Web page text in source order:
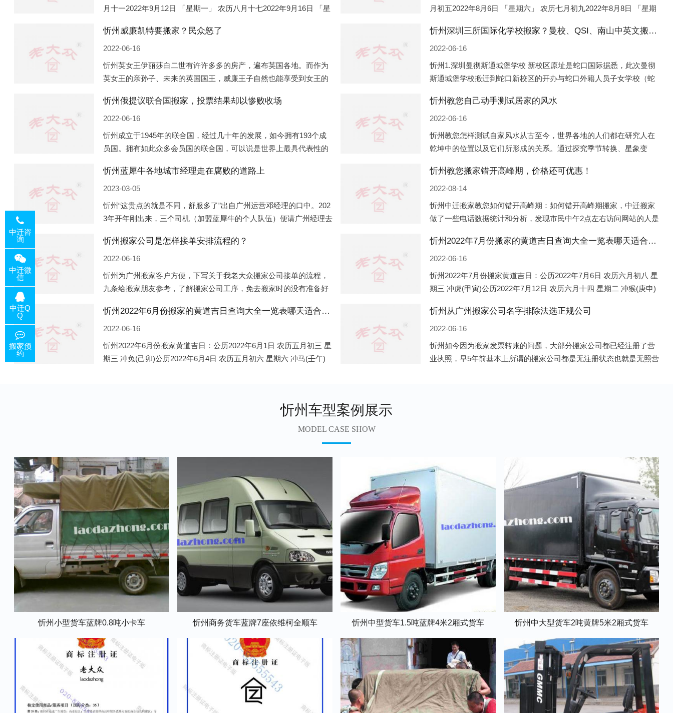
月十一2022年9月12日 「星期一」 农历八月十七2022年9月16日 「星
月初五2022年8月6日 「星期六」 农历七月初九2022年8月8日 「星期
忻州威廉凯特要搬家？民众怒了
2022-06-16
忻州英女王伊丽莎白二世有许许多多的房产，遍布英国各地。而作为
英女王的亲孙子、未来的英国国王，威廉王子自然也能享受到女王的
位于伦敦的肯辛顿宫，一处
忻州深圳三所国际化学校搬家？曼校、QSI、南山中英文搬走了
2022-06-16
忻州1.深圳曼彻斯通城堡学校 新校区原址是蛇口国际据悉，此次曼彻
斯通城堡学校搬迁到蛇口新校区的开办与蛇口外籍人员子女学校（蛇
并入蛇口外籍
忻州俄提议联合国搬家，投票结果却以惨败收场
2022-06-16
忻州成立于1945年的联合国，经过几十年的发展，如今拥有193个成
员国。拥有如此众多会员国的联合国，可以说是世界上最具代表性的
美国为首的西方国家
忻州教您自己动手测试居家的风水
2022-06-16
忻州教您怎样测试自家风水从古至今，世界各地的人们都在研究人在
乾坤中的位置以及它们所形成的关系。通过探究季节转换、星象变
同住宅中的人，其一生中的财
忻州蓝犀牛各地城市经理走在腐败的道路上
2023-03-05
忻州“这贵点的就是不同，舒服多了”出自广州运营邓经理的口中。202
3年开年刚出来，三个司机（加盟蓝犀牛的个人队伍）便请广州经理去
费用，燃鹅这样的
忻州教您搬家错开高峰期，价格还可优惠！
2022-08-14
忻州中迁搬家教您如何错开高峰期：如何错开高峰期搬家，中迁搬家
做了一些电话数据统计和分析，发现市民中午2点左右访问网站的人是
多的，网上QQ微
忻州搬家公司是怎样接单安排流程的？
2022-06-16
忻州为广州搬家客户方便，下写关于我老大众搬家公司接单的流程，
九条给搬家朋友参考，了解搬家公司工序，免去搬家时的没有准备好
咨询，初步了解客户搬 家
忻州2022年7月份搬家的黄道吉日查询大全一览表哪天适合搬家好日子
2022-06-16
忻州2022年7月份搬家黄道吉日：公历2022年7月6日 农历六月初八 星
期三 冲虎(甲寅)公历2022年7月12日 农历六月十四 星期二 冲猴(庚申)
忻州2022年6月份搬家的黄道吉日查询大全一览表哪天适合搬家好日子
2022-06-16
忻州2022年6月份搬家黄道吉日：公历2022年6月1日 农历五月初三 星
期三 冲兔(己卯)公历2022年6月4日 农历五月初六 星期六 冲马(壬午)
忻州从广州搬家公司名字排除法选正规公司
2022-06-16
忻州如今因为搬家发票转账的问题，大部分搬家公司都已经注册了营
业执照，早5年前基本上所谓的搬家公司都是无注册状态也就是无照营
忻州车型案例展示
MODEL CASE SHOW
忻州小型货车蓝牌0.8吨小卡车 忻州商务货车蓝牌7座依维柯全顺车 忻州中型货车1.5吨蓝牌4米2厢式货车 忻州中大型货车2吨黄牌5米2厢式货车
中迁咨
询
中迁微
信
中迁Q
Q
搬家预
约